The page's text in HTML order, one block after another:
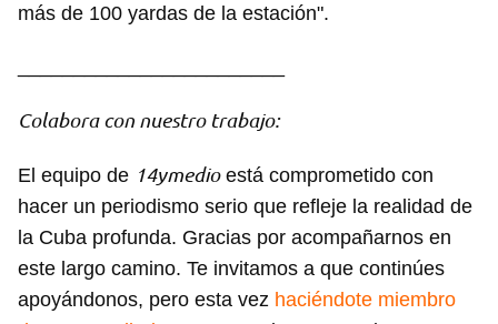
más de 100 yardas de la estación".
Colabora con nuestro trabajo:
El equipo de 14ymedioestá comprometido con
hacer un periodismo serio que refleje la realidad de
la Cuba profunda. Gracias por acompañarnos en
este largo camino. Te invitamos a que continúes
apoyándonos, pero esta vez haciéndote miembro